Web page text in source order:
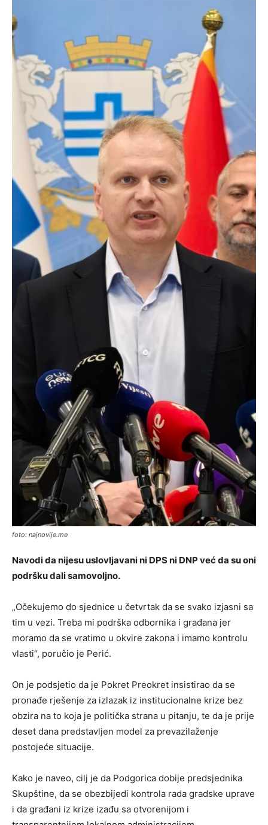
foto: najnovije.me
Navodi da nijesu uslovljavani ni DPS ni DNP već da su oni
podršku dali samovoljno.
„Očekujemo do sjednice u četvrtak da se svako izjasni sa
tim u vezi. Treba mi podrška odbornika i građana jer
moramo da se vratimo u okvire zakona i imamo kontrolu
vlasti“, poručio je Perić.
On je podsjetio da je Pokret Preokret insistirao da se
pronađe rješenje za izlazak iz institucionalne krize bez
obzira na to koja je politička strana u pitanju, te da je prije
deset dana predstavljen model za prevazilaženje
postojeće situacije.
Kako je naveo, cilj je da Podgorica dobije predsjednika
Skupštine, da se obezbijedi kontrola rada gradske uprave
i da građani iz krize izađu sa otvorenijom i